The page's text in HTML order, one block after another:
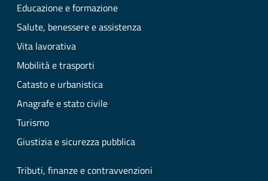
Educazione e formazione
Salute, benessere e assistenza
Vita lavorativa
Mobilità e trasporti
Catasto e urbanistica
Anagrafe e stato civile
Turismo
Giustizia e sicurezza pubblica
Tributi, finanze e contravvenzioni